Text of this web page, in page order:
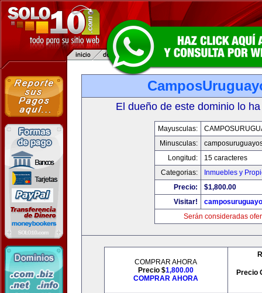
El dueño de este dominio lo
Mayusculas:
Minusculas:
Longitud:
15 caracteres
Categorias:
Inmuebles y
Precio:
$1,800.00
Visitar!
Serán consideradas
COMPRAR AHORA
Precio $1,800.00
COMPRAR AHORA
Precio